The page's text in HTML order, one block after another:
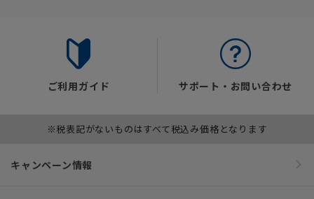
ご利用ガイド サポート・お問い合わせ
※税表記がないものはすべて税込み価格となります
キャンペーン情報